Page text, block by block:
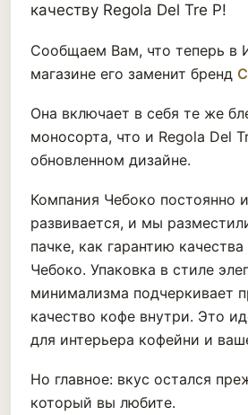
качеству Regola Del Tre P!
Сообщаем Вам, что теперь в
магазине его заменит бренд
Она включает в себя те же
моносорта, что и Regola Del
обновленном дизайне.
Компания Чебоко постоянно
развивается, и мы
пачке, как гарантию
Чебоко. Упаковка в стиле
минимализма подчеркивает
качество кофе внутри. Это
для интерьера кофейни и
Но главное: вкус остался
который вы любите.